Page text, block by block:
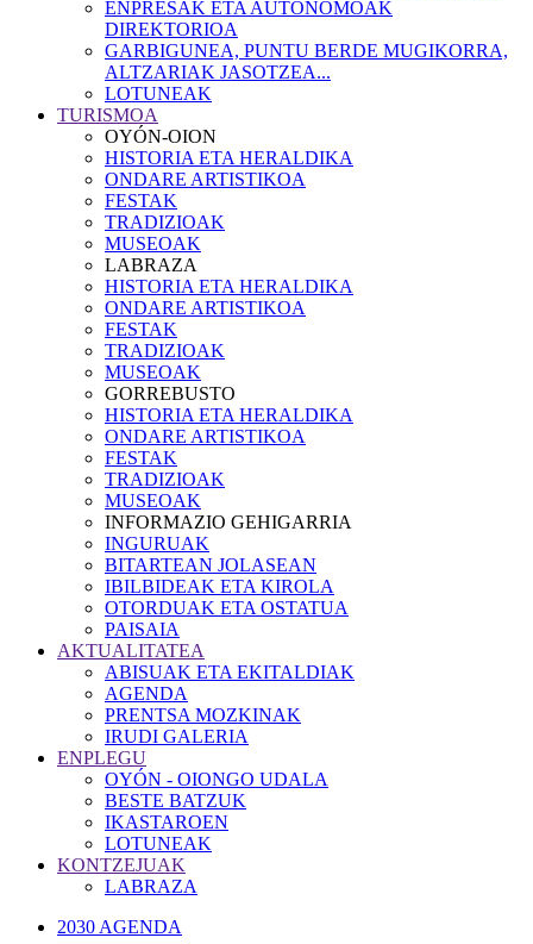
ENPRESAK ETA AUTONOMOAK
DIREKTORIOA
GARBIGUNEA, PUNTU BERDE MUGIKORRA,
ALTZARIAK JASOTZEA...
LOTUNEAK
TURISMOA
OYÓN-OION
HISTORIA ETA HERALDIKA
ONDARE ARTISTIKOA
FESTAK
TRADIZIOAK
MUSEOAK
LABRAZA
HISTORIA ETA HERALDIKA
ONDARE ARTISTIKOA
FESTAK
TRADIZIOAK
MUSEOAK
GORREBUSTO
HISTORIA ETA HERALDIKA
ONDARE ARTISTIKOA
FESTAK
TRADIZIOAK
MUSEOAK
INFORMAZIO GEHIGARRIA
INGURUAK
BITARTEAN JOLASEAN
IBILBIDEAK ETA KIROLA
OTORDUAK ETA OSTATUA
PAISAIA
AKTUALITATEA
ABISUAK ETA EKITALDIAK
AGENDA
PRENTSA MOZKINAK
IRUDI GALERIA
ENPLEGU
OYÓN - OIONGO UDALA
BESTE BATZUK
IKASTAROEN
LOTUNEAK
KONTZEJUAK
LABRAZA
2030 AGENDA